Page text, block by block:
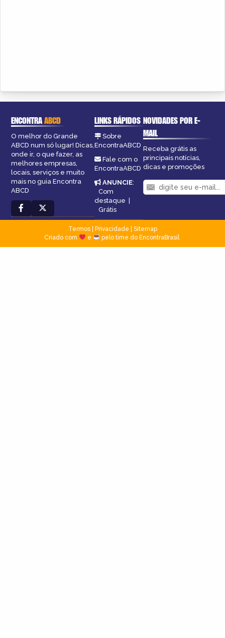
ENCONTRAABCD
O melhor do Grande
ABCD num só lugar! Dicas,
onde ir, o que fazer, as
melhores empresas,
locais, serviços e muito
mais no guia Encontra
ABCD
LINKS RÁPIDOS
Sobre
EncontraABCD
Fale com o
EncontraABCD
ANUNCIE:
Com
destaque |
Grátis
NOVIDADES POR E-
MAIL
Receba grátis as
principais notícias,
dicas e promoções
Termos| Privacidade
Sitemap
Criado com
e pelo time do EncontraBrasil